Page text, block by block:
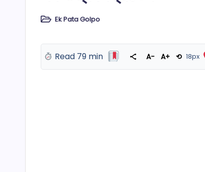
PostedEk Pata Golpo
Read 79 min A− A+ ⟲ 18px